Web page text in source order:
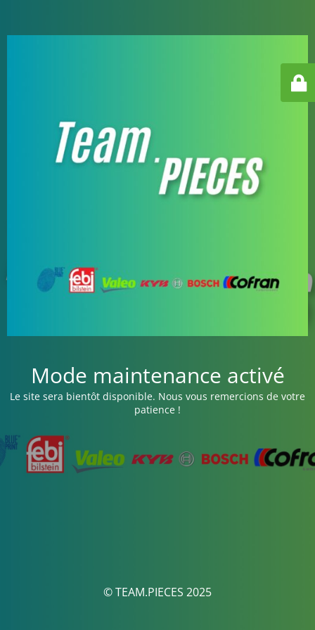
Mode maintenance activé
Le site sera bientôt disponible. Nous vous remercions de votre
patience !
© TEAM.PIECES 2025